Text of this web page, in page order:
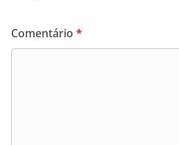
Comentário *